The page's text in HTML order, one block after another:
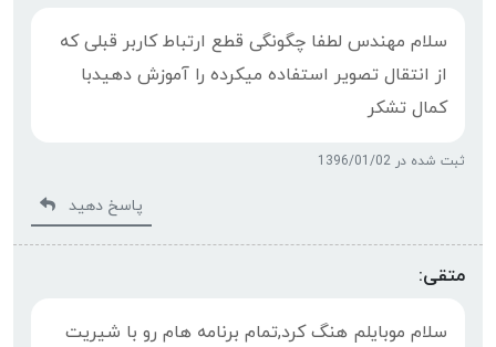
سلام مهندس لطفا چگونگی قطع ارتباط کاربر قبلی که
از انتقال تصویر استفاده میکرده را آموزش دهیدبا
کمال تشکر
ثبت شده در 1396/01/02
پاسخ دهید
متقی:
سلام موبایلم هنگ کرد,تمام برنامه هام رو با شیریت